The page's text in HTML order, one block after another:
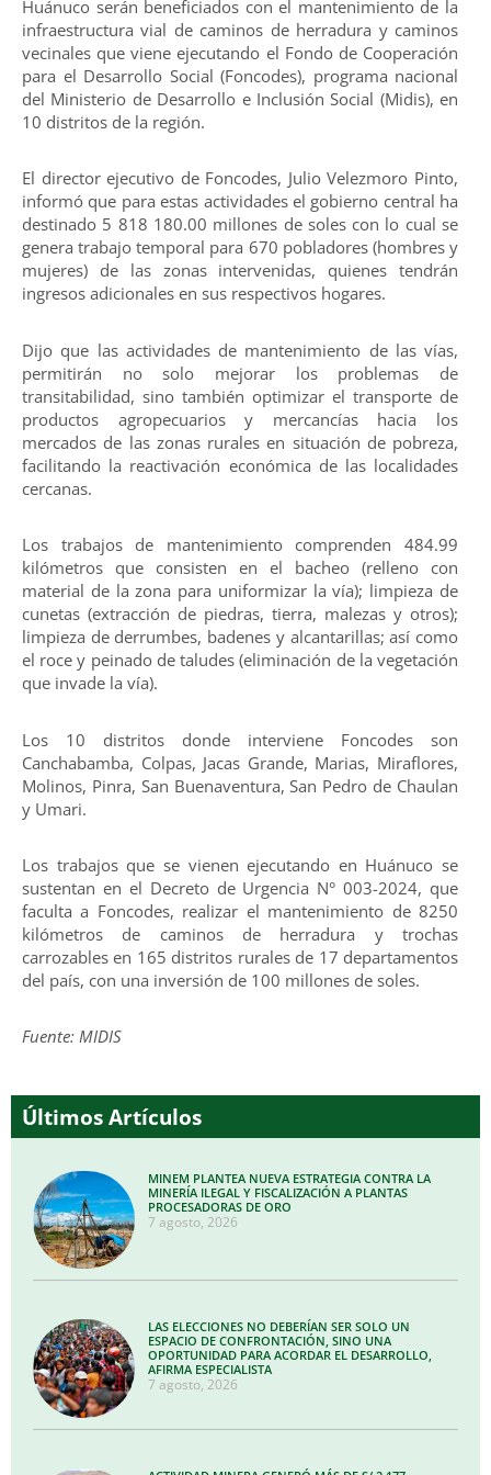
Huánuco serán beneficiados con el mantenimiento de la
infraestructura vial de caminos de herradura y caminos
vecinales que viene ejecutando el Fondo de Cooperación
para el Desarrollo Social (Foncodes), programa nacional
del Ministerio de Desarrollo e Inclusión Social (Midis), en
10 distritos de la región.
El director ejecutivo de Foncodes, Julio Velezmoro Pinto,
informó que para estas actividades el gobierno central ha
destinado 5 818 180.00 millones de soles con lo cual se
genera trabajo temporal para 670 pobladores (hombres y
mujeres) de las zonas intervenidas, quienes tendrán
ingresos adicionales en sus respectivos hogares.
Dijo que las actividades de mantenimiento de las vías,
permitirán no solo mejorar los problemas de
transitabilidad, sino también optimizar el transporte de
productos agropecuarios y mercancías hacia los
mercados de las zonas rurales en situación de pobreza,
facilitando la reactivación económica de las localidades
cercanas.
Los trabajos de mantenimiento comprenden 484.99
kilómetros que consisten en el bacheo (relleno con
material de la zona para uniformizar la vía); limpieza de
cunetas (extracción de piedras, tierra, malezas y otros);
limpieza de derrumbes, badenes y alcantarillas; así como
el roce y peinado de taludes (eliminación de la vegetación
que invade la vía).
Los 10 distritos donde interviene Foncodes son
Canchabamba, Colpas, Jacas Grande, Marias, Miraflores,
Molinos, Pinra, San Buenaventura, San Pedro de Chaulan
y Umari.
Los trabajos que se vienen ejecutando en Huánuco se
sustentan en el Decreto de Urgencia N° 003-2024, que
faculta a Foncodes, realizar el mantenimiento de 8250
kilómetros de caminos de herradura y trochas
carrozables en 165 distritos rurales de 17 departamentos
del país, con una inversión de 100 millones de soles.
Fuente: MIDIS
Últimos Artículos
MINEM PLANTEA NUEVA ESTRATEGIA CONTRA LA
MINERÍA ILEGAL Y FISCALIZACIÓN A PLANTAS
PROCESADORAS DE ORO
7 agosto, 2026
LAS ELECCIONES NO DEBERÍAN SER SOLO UN
ESPACIO DE CONFRONTACIÓN, SINO UNA
OPORTUNIDAD PARA ACORDAR EL DESARROLLO,
AFIRMA ESPECIALISTA
7 agosto, 2026